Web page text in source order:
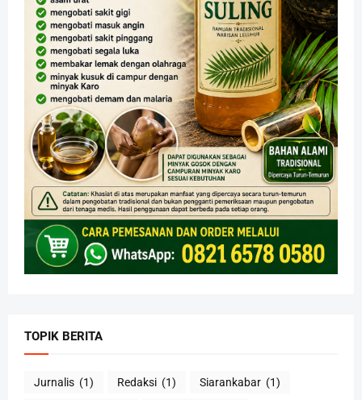
TOPIK BERITA
Jurnalis (1) Redaksi (1) Siarankabar (1)